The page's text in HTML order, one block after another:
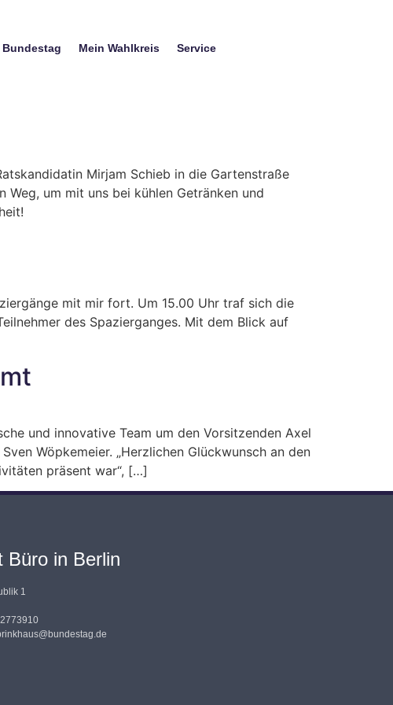
Bundestag Mein Wahlkreis Service
Mirjam Schieb in die Gartenstraße
um mit uns bei kühlen Getränken und
mit mir fort. Um 15.00 Uhr traf sich die
des Spazierganges. Mit dem Blick auf
und innovative Team um den Vorsitzenden Axel
Wöpkemeier. „Herzlichen Glückwunsch an den
präsent war“, […]
Büro in Berlin
1